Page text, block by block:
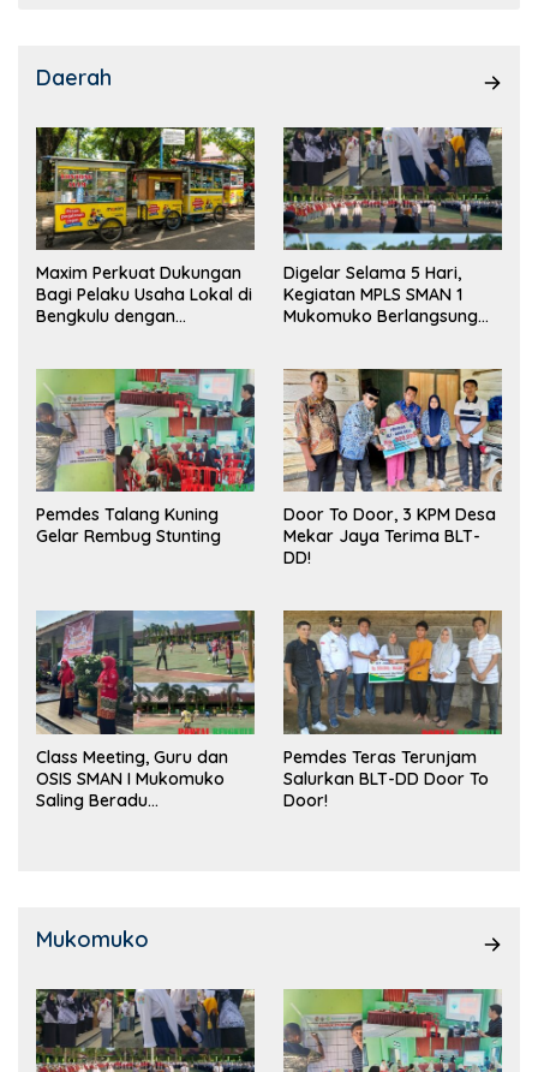
Daerah
Maxim Perkuat Dukungan
Bagi Pelaku Usaha Lokal di
Bengkulu dengan
Pasar
Digelar Selama 5 Hari,
Kegiatan MPLS SMAN 1
Mukomuko Berlangsung
Pemdes Talang Kuning
Gelar Rembug Stunting
Door To Door, 3 KPM Desa
Mekar Jaya Terima BLT-
DD!
Class Meeting, Guru dan
OSIS SMAN I Mukomuko
Saling Beradu
Pemdes Teras Terunjam
Salurkan BLT-DD Door To
Door!
Mukomuko